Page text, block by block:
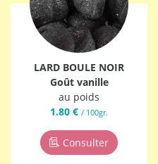
LARD BOULE NOIR
Goût vanille
au poids
1.80 € / 100gr.
Consulter